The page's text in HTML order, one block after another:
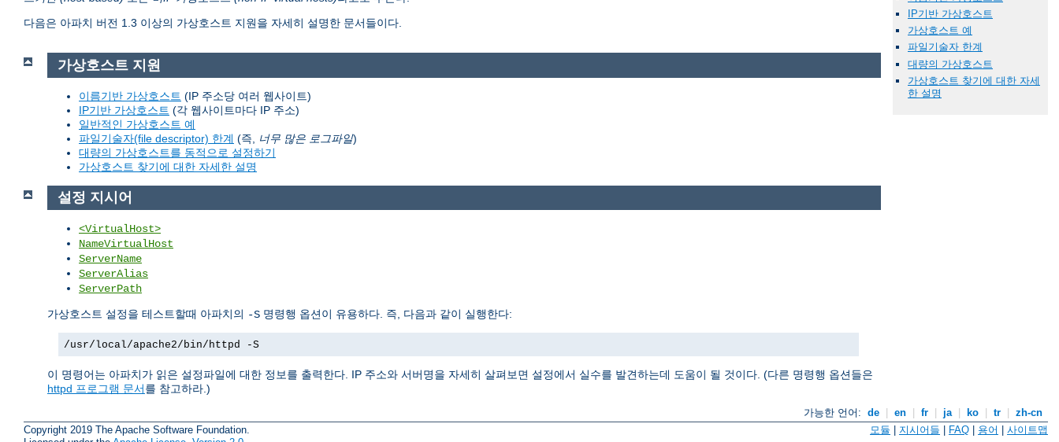
다음은 아파치 버전 1.3 이상의 가상호스트 지원을 자세히 설명한 문서들이다.
IP기반 가상호스트
가상호스트 예
파일기술자 한계
대량의 가상호스트
가상호스트 찾기에 대한 자세
한 설명
가상호스트 지원
이름기반 가상호스트 (IP 주소당 여러 웹사이트)
IP기반 가상호스트 (각 웹사이트마다 IP 주소)
일반적인 가상호스트 예
파일기술자(file descriptor) 한계 (즉, 너무 많은 로그파일)
대량의 가상호스트를 동적으로 설정하기
가상호스트 찾기에 대한 자세한 설명
설정 지시어
<VirtualHost>
NameVirtualHost
ServerName
ServerAlias
ServerPath
가상호스트 설정을 테스트할때 아파치의 -S 명령행 옵션이 유용하다. 즉, 다음과 같이 실행한다:
/usr/local/apache2/bin/httpd -S
이 명령어는 아파치가 읽은 설정파일에 대한 정보를 출력한다. IP 주소와 서버명을 자세히 살펴보면 설정에서 실수를 발견하는데 도움이 될 것이다. (다른 명령행 옵션들은
httpd 프로그램 문서를 참고하라.)
가능한 언어: de en fr ja ko tr
zh-cn
Copyright 2019 The Apache Software Foundation.
모듈 지시어들 FAQ 용어 사이트맵